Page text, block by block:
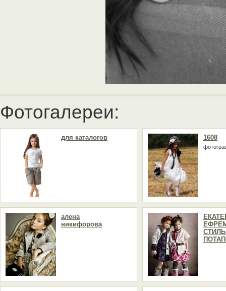
Фотогалереи:
для каталогов 1608
алена
никифорова